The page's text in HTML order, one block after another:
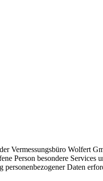
Vermessungsbüro Wolfert
Person besondere Services
Daten